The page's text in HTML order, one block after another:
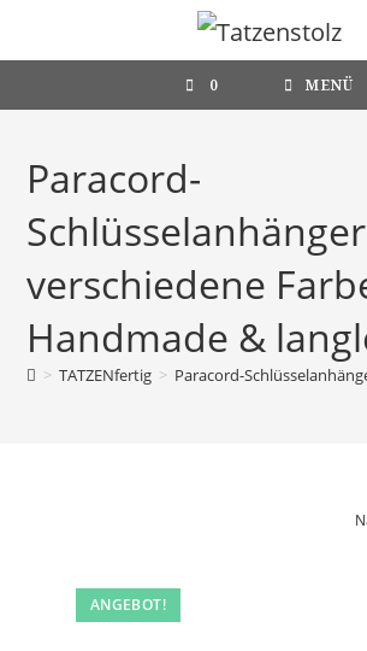
0 MENÜ
Paracord-
verschiedene
Handmade &
> TATZENfertig > Paracord-
ANGEBOT!